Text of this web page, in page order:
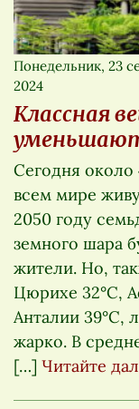
Понедельник, 23
2024
Классная
Сегодня около
всем мире
2050 году
земного шара
жители. Но,
Цюрихе 32°C,
Анталии 39°C,
жарко. В
[…] Читайте